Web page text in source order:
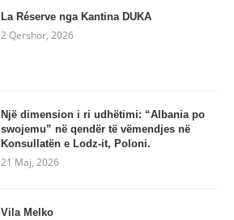
La Réserve nga Kantina DUKA
2 Qershor, 2026
Një dimension i ri udhëtimi: “Albania po
swojemu” në qendër të vëmendjes në
Konsullatën e Lodz-it, Poloni.
21 Maj, 2026
Vila Melko